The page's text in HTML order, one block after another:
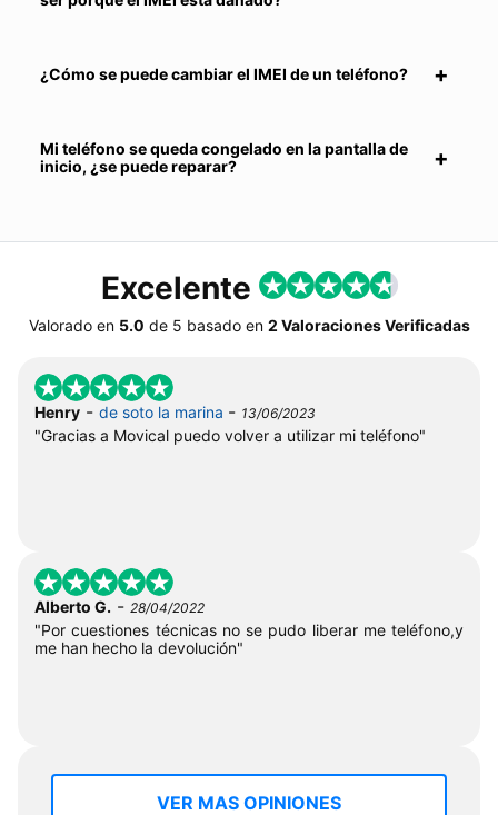
¿Cómo se puede cambiar el IMEI de un teléfono?
Mi teléfono se queda congelado en la pantalla de
inicio, ¿se puede reparar?
Excelente
Valorado en 5.0 de 5 basado en 2 Valoraciones Verificadas
Henry - de soto la marina - 13/06/2023
"Gracias a Movical puedo volver a utilizar mi teléfono"
Alberto G. - 28/04/2022
"Por cuestiones técnicas no se pudo liberar me teléfono,y
me han hecho la devolución"
VER MAS OPINIONES